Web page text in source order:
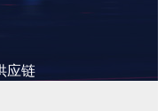
应链